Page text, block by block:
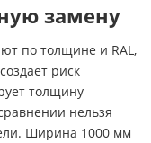
замену
по толщине и RAL,
риск
толщину
нельзя
Ширина 1000 мм